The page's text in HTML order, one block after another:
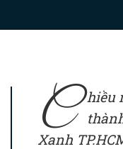
C
hiều
Xanh